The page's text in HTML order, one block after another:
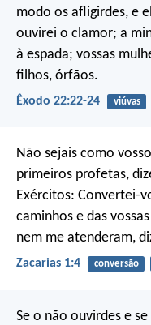
modo os afligirdes, e
ouvirei o clamor; a
à espada; vossas
filhos, órfãos.
Êxodo 22:22-24 viúvas
Não sejais como
primeiros profetas,
Exércitos: Convertei-
caminhos e das
nem me atenderam,
Zacarias 1:4 conversão
Se o não ouvirdes e